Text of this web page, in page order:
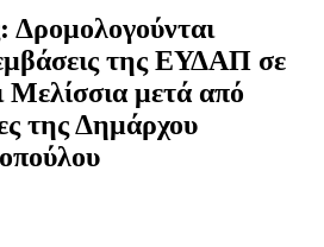
Δρομολογούνται
της ΕΥΔΑΠ σε
Μελίσσια μετά από
της Δημάρχου